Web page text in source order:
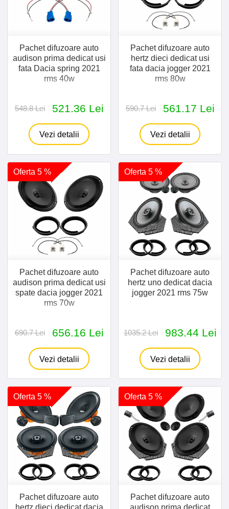
Pachet difuzoare auto
audison prima dedicat usi
fata Dacia spring 2021
rms 40w
548.8 Lei 521.36 Lei
Vezi detalii
Pachet difuzoare auto
hertz dieci dedicat usi
fata dacia jogger 2021
rms 80w
590.7 Lei 561.17 Lei
Vezi detalii
Oferta 5 %
Pachet difuzoare auto
audison prima dedicat usi
spate dacia jogger 2021
rms 70w
690.7 Lei 656.16 Lei
Vezi detalii
Oferta 5 %
Pachet difuzoare auto
hertz uno dedicat dacia
jogger 2021 rms 75w
1035.2 Lei 983.44 Lei
Vezi detalii
Oferta 5 %
Pachet difuzoare auto
hertz dieci dedicat dacia
Oferta 5 %
Pachet difuzoare auto
audison prima dedicat